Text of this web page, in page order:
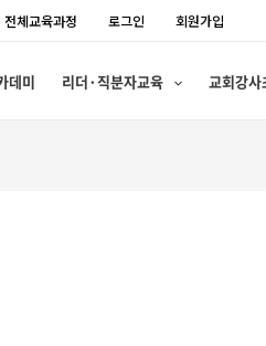
전체교육과정 로그인 회원가입
데미 리더·직분자교육 교회강사